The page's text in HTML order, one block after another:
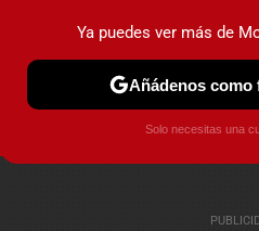
PRUEBAS COCHES
Ya puedes ver más de
Añádenos como
Solo necesitas una